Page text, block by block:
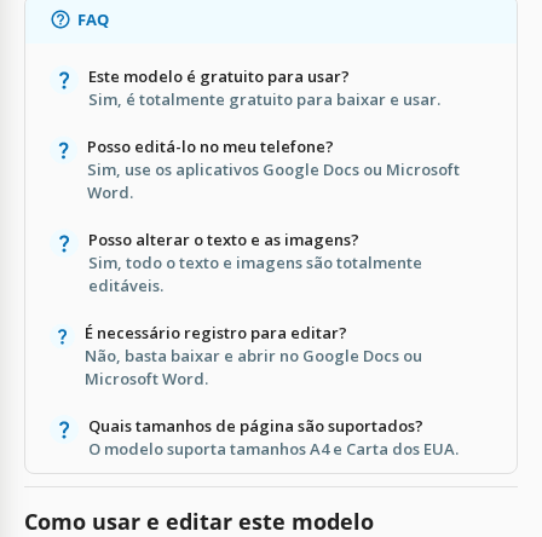
FAQ
Este modelo é gratuito para usar?
Sim, é totalmente gratuito para baixar e usar.
Posso editá-lo no meu telefone?
Sim, use os aplicativos Google Docs ou Microsoft
Word.
Posso alterar o texto e as imagens?
Sim, todo o texto e imagens são totalmente
editáveis.
É necessário registro para editar?
Não, basta baixar e abrir no Google Docs ou
Microsoft Word.
Quais tamanhos de página são suportados?
O modelo suporta tamanhos A4 e Carta dos EUA.
Como usar e editar este modelo